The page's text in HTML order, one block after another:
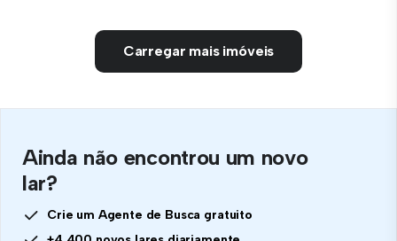
Carregar mais imóveis
Ainda não encontrou um novo
lar?
Crie um Agente de Busca gratuito